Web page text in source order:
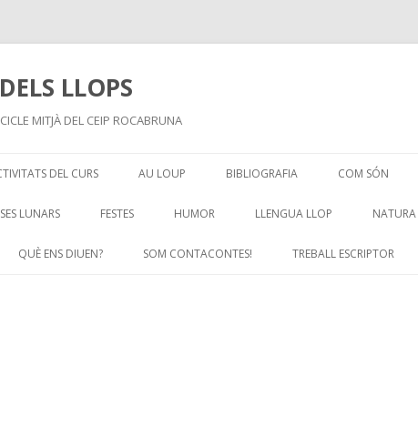
LLOPS
MITJÀ DEL CEIP ROCABRUNA
DEL CURS AU LOUP BIBLIOGRAFIA COM SÓN
LUNARS FESTES HUMOR LLENGUA LLOP NATURA
QUÈ ENS DIUEN? SOM CONTACONTES! TREBALL ESCRIPTOR